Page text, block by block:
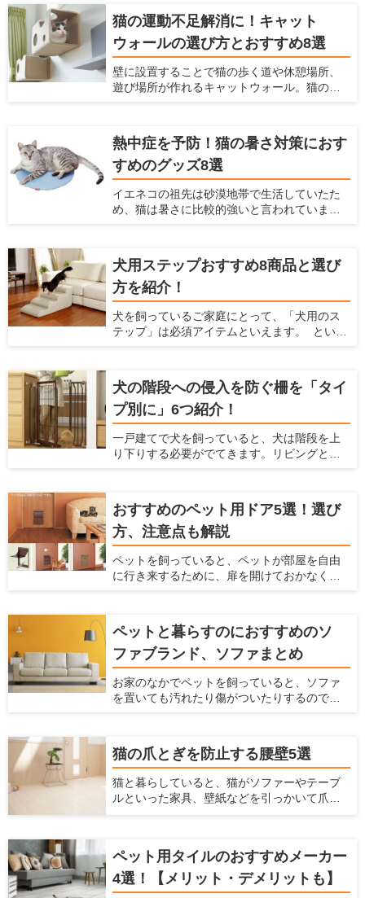
愛猫に不適切な場所で爪をとがれることは大
きな悩みとなります。飼い主を悩ませる爪を
といでしまいやすい代表的な場所は、壁・
柱・ソファーなどがあげられます。愛猫の不
適切な場所での爪とぎの対策は「愛猫が好む
爪とぎ場を十分に用意すること」です。 今回
猫の運動不足解消に！キャット
ウォールの選び方とおすすめ8選
壁に設置することで猫の歩く道や休憩場所、
遊び場所が作れるキャットウォール。猫の祖
場所にいた方が外敵から身を守りやすい」と
いう本能から安心感がうまれます。 また猫の
行動可能範囲が三次元化されることにより、
猫のストレス解消・運動不足解消にも役立ち
ます。 最近のキャットウォールには、複数の
パーツをそれぞれ設置し組み合わせて使うも
事では、キャットウォールの選び方とおすす
め商品を紹介します。
熱中症を予防！猫の暑さ対策におす
すめのグッズ8選
イエネコの祖先は砂漠地帯で生活していたた
め、猫は暑さに比較的強いと言われていま
発汗による体温調節ができません。 体温が急
激に上がるとなかなか体温を下げられず、夏
の暑い時期には熱中症になってしまう危険性
があります。 熱中症になると命を落とす可能
性もあるので、飼い主はしっかり猫の暑さ対
策をしてあげなくてはなりません。 そこで今
グッズを紹介します。
犬用ステップおすすめ8商品と選び
方を紹介！
犬を飼っているご家庭にとって、「犬用のス
テップ」は必須アイテムといえます。 という
からです。もし犬を飼っているなら、"犬用の
ステップを準備するのがおすすめ。 ここで
は、犬と飼い主のための住宅情報を提供して
いる愛犬家住宅が、犬用のステップの重要性
やその使い方を解説するとともに、おすすめ
のステップを紹介しようと思います。
犬の階段への侵入を防ぐ柵を「タイ
プ別に」6つ紹介！
一戸建てで犬を飼っていると、犬は階段を上
り下りする必要がでてきます。リビングとは
ならないのです。 しかし、この階段の上り下
りは、犬にとって大きな危険をはらんでいま
す。早く対策をしておかないと、犬の体に大
きなダメージを与えることになってしまいま
す。 ここでは、犬が階段に入るのを防ぐ柵
と、階段が犬に及ぼすダメージやリスクを解
おすすめのペット用ドア5選！選び
方、注意点も解説
ペットを飼っていると、ペットが部屋を自由
に行き来するために、扉を開けておかなくて
トイレをおいている時には、部屋に臭いが
入ってきてしまいます。 かといって閉めてお
いても、ペットが移動したいという時に毎回
開け閉めしなくてはならず、面倒ですよね。
そんなときには、ペット用ドアを設置するの
がおすすめです。 ペット用ドアとは、通常の
ペットがお部屋を自由に行き来ができるの
で、とても便利です。 ここでは、おすすめ商
品を紹介するとともに、ペット用ドアの知ら
れざるメリット、ペット用ドアの種類を紹介
します。
ペットと暮らすのにおすすめのソ
ファブランド、ソファまとめ
お家のなかでペットを飼っていると、ソファ
を置いても汚れたり傷がついたりするのでソ
ますし便利です。もしペットを飼っている方
がソファを購入するなら、ソファもペットに
合わせて選ぶ必要があります。 ここでは、
ペットと快適に使えるソファの選び方、お手
入れ方法、おすすめのソファブランドをご紹
猫の爪とぎを防止する腰壁5選
猫と暮らしていると、猫がソファーやテーブ
ルといった家具、壁紙などを引っかいて爪と
の爪とぎを防止する方法や爪とぎ防止に役立
つ腰壁をご紹介します。愛猫の爪とぎ対策を
立てるときの参考にしてみてください。
ペット用タイルのおすすめメーカー
4選！【メリット・デメリットも】